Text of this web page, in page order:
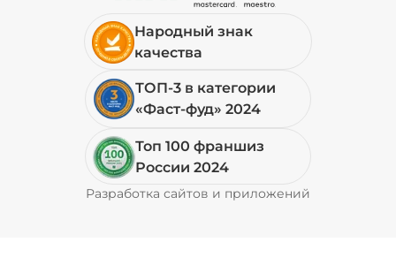
Народный знак
качества
ТОП-3 в категории
«Фаст-фуд» 2024
Топ 100 франшиз
России 2024
Разработка сайтов и приложений
Pyrobyte